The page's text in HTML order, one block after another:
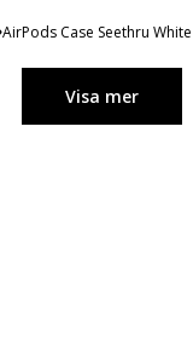
AirPods Case Seethru
Visa mer